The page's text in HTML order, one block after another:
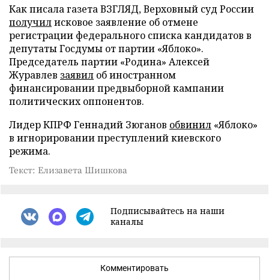
Как писала газета ВЗГЛЯД, Верховный суд России
получилисковое заявление об отмене
регистрации федерального списка кандидатов в
депутаты Госдумы от партии «Яблоко».
Председатель партии «Родина» Алексей
Журавлев заявил об иностранном
финансировании предвыборной кампании
политических оппонентов.
Лидер КПРФ Геннадий Зюганов обвинил «Яблоко»
в игнорировании преступлений киевского
режима.
Текст: Елизавета Шишкова
Подписывайтесь на наши
каналы
Комментировать